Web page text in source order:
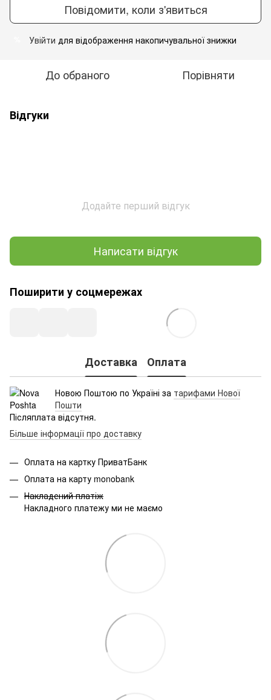
Повідомити, коли з'явиться
Увійти для відображення накопичувальної знижки
До обраного Порівняти
Відгуки
Додайте перший відгук
Написати відгук
Поширити у соцмережах
Доставка Оплата
Новою Поштою по Україні за тарифами Нової
Пошти
Післяплата відсутня.
Більше інформації про доставку
Оплата на картку ПриватБанк
Оплата на карту monobank
Накладений платіж
Накладного платежу ми не маємо